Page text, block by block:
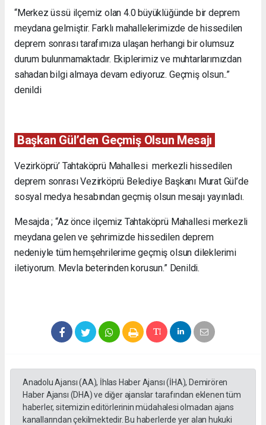
“Merkez üssü ilçemiz olan 4.0 büyüklüğünde bir deprem
meydana gelmiştir. Farklı mahallelerimizde de hissedilen
deprem sonrası tarafımıza ulaşan herhangi bir olumsuz
durum bulunmamaktadır. Ekiplerimiz ve muhtarlarımızdan
sahadan bilgi almaya devam ediyoruz. Geçmiş olsun..”
denildi
Başkan Gül’den Geçmiş Olsun Mesajı
Vezirköprü’ Tahtaköprü Mahallesi merkezli hissedilen
deprem sonrası Vezirköprü Belediye Başkanı Murat Gül’de
sosyal medya hesabından geçmiş olsun mesajı yayınladı.
Mesajda ; “Az önce ilçemiz Tahtaköprü Mahallesi merkezli
meydana gelen ve şehrimizde hissedilen deprem
nedeniyle tüm hemşehrilerime geçmiş olsun dileklerimi
iletiyorum. Mevla beterinden korusun.” Denildi.
Anadolu Ajansı (AA), İhlas Haber Ajansı (İHA), Demirören
Haber Ajansı (DHA) ve diğer ajanslar tarafından eklenen tüm
haberler, sitemizin editörlerinin müdahalesi olmadan ajans
kanallarından çekilmektedir. Bu haberlerde yer alan hukuki